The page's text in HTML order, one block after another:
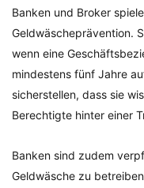
Banken und Broker
Geldwäscheprävention.
wenn eine
mindestens fünf Jahre
sicherstellen, dass sie
Berechtigte hinter einer
Banken sind zudem
Geldwäsche zu